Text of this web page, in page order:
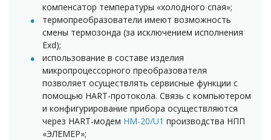
компенсатор температуры «холодного спая»;
термопреобразователи имеют возможность
смены термозонда (за исключением исполнения
Exd);
использование в составе изделия
микропроцессорного преобразователя
позволяет осуществлять сервисные функции с
помощью HART-протокола. Связь с компьютером
и конфигурирование прибора осуществляются
через HART-модем HM-20/U1 производства НПП
«ЭЛЕМЕР»;